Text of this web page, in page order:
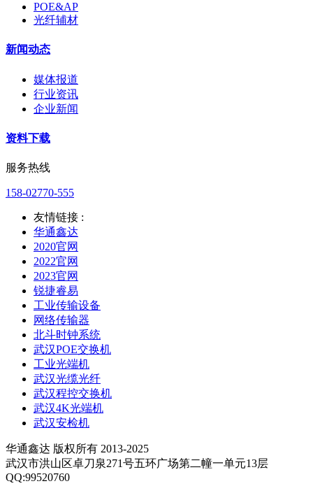
POE&AP
光纤辅材
新闻动态
媒体报道
行业资讯
企业新闻
资料下载
服务热线
158-02770-555
友情链接 :
华通鑫达
2020官网
2022官网
2023官网
锐捷睿易
工业传输设备
网络传输器
北斗时钟系统
武汉POE交换机
工业光端机
武汉光缆光纤
武汉程控交换机
武汉4K光端机
武汉安检机
华通鑫达 版权所有 2013-2025
武汉市洪山区卓刀泉271号五环广场第二幢一单元13层
QQ:99520760